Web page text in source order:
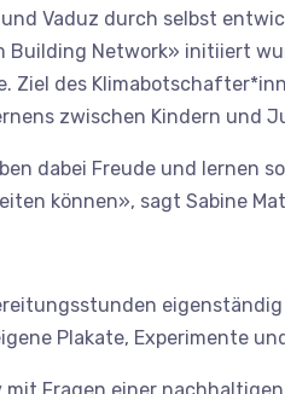
Vaduz durch selbst
Building Network» initiiert
des
zwischen Kindern und
dabei Freude und lernen
können», sagt Sabine
Plakate, Experimente